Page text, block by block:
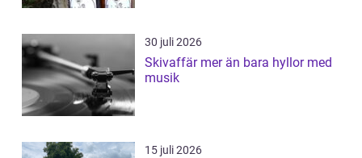
30 juli 2026
Skivaffär mer än bara hyllor med
musik
15 juli 2026